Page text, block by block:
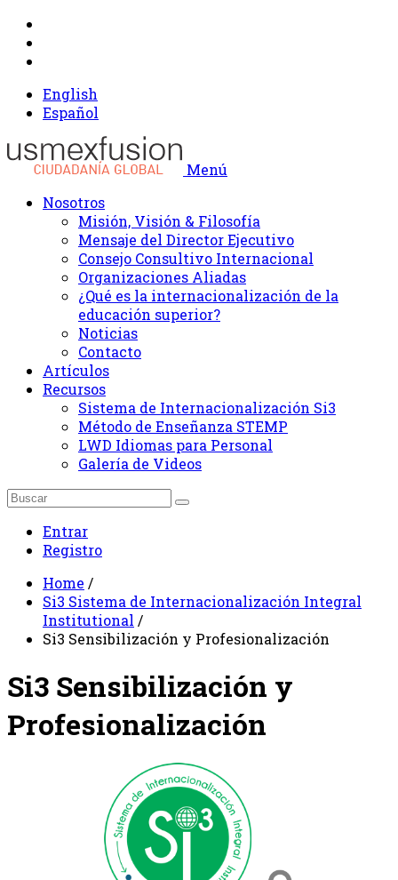
English
Español
Menú
Nosotros
Misión, Visión & Filosofía
Mensaje del Director Ejecutivo
Consejo Consultivo Internacional
Organizaciones Aliadas
¿Qué es la internacionalización de la
educación superior?
Noticias
Contacto
Artículos
Recursos
Sistema de Internacionalización Si3
Método de Enseñanza STEMP
LWD Idiomas para Personal
Galería de Videos
Entrar
Registro
Home /
Si3 Sistema de Internacionalización Integral
Institutional /
Si3 Sensibilización y Profesionalización
Si3 Sensibilización y
Profesionalización